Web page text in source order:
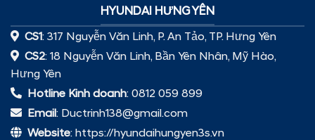
HYUNDAI HƯNG YÊN
CS1: 317 Nguyễn Văn Linh, P. An Tảo, TP. Hưng Yên
CS2: 18 Nguyễn Văn Linh, Bần Yên Nhân, Mỹ Hào,
Hưng Yên
Hotline Kinh doanh: 0812 059 899
Email: Ductrinh138@gmail.com
Website: https://hyundaihungyen3s.vn